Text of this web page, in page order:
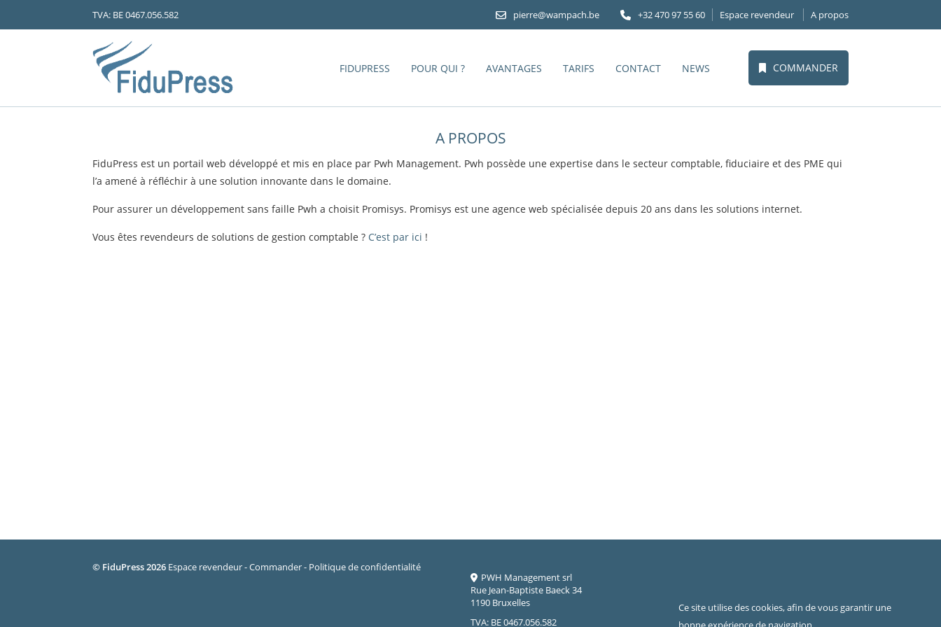
TVA: BE 0467.056.582 pierre@wampach.be +32 470 97 55 60 Espace revendeur A propos
FIDUPRESS POUR QUI ? AVANTAGES TARIFS CONTACT NEWS COMMANDER
A PROPOS
FiduPress est un portail web développé et mis en place par Pwh Management. Pwh possède une expertise dans le secteur comptable, fiduciaire et des PME qui
l’a amené à réfléchir à une solution innovante dans le domaine.
Pour assurer un développement sans faille Pwh a choisit Promisys. Promisys est une agence web spécialisée depuis 20 ans dans les solutions internet.
Vous êtes revendeurs de solutions de gestion comptable ? C’est par ici !
© FiduPress 2026 Espace revendeur Commander
Politique de confidentialité
PWH Management srl
Rue Jean-Baptiste Baeck 34
1190 Bruxelles
TVA: BE 0467.056.582
Ce site utilise des cookies, afin de vous garantir une